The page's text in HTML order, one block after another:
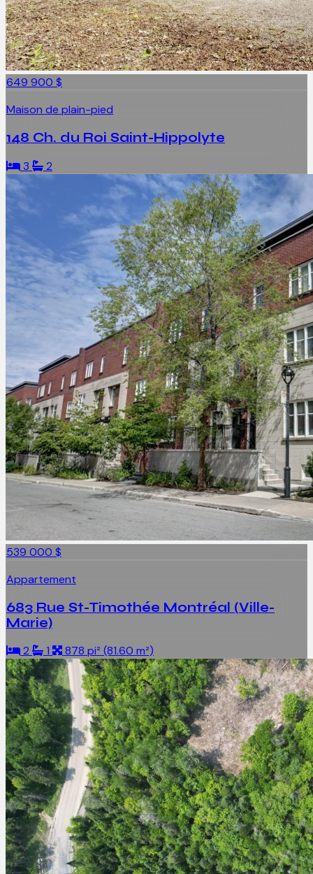
649 900 $
Maison de plain-pied
148 Ch. du Roi Saint-Hippolyte
3 2
539 000 $
Appartement
683 Rue St-Timothée Montréal (Ville-
Marie)
2 1 878 pi² (81.60 m²)